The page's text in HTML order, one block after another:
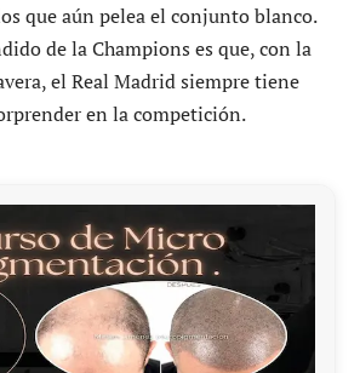
que aún pelea el conjunto blanco.
de la Champions es que, con la
el Real Madrid siempre tiene
en la competición.